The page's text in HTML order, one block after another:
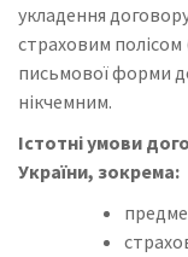
укладення
страховим
письмової форми
нікчемним.
Істотні умови
України, зокрема: